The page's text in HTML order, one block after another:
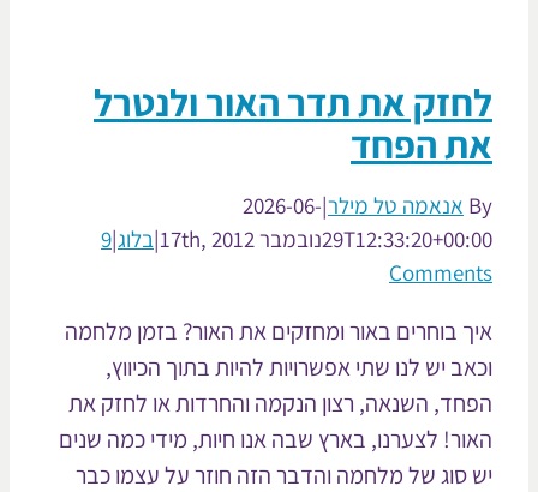
את הפחד
את תדר האור ולנטרל
הפחד
אנאמה טל מילר|
2026-06-
נובמבר 17th, 2012 |בלוג|
9
בוחרים באור ומחזקים את האור? בזמן מלחמה
יש לנו שתי אפשרויות להיות בתוך הכיווץ,
השנאה, רצון הנקמה והחרדות או לחזק את
לצערנו, בארץ שבה אנו חיות, מידי כמה שנים
סוג של מלחמה והדבר הזה חוזר על עצמו כבר